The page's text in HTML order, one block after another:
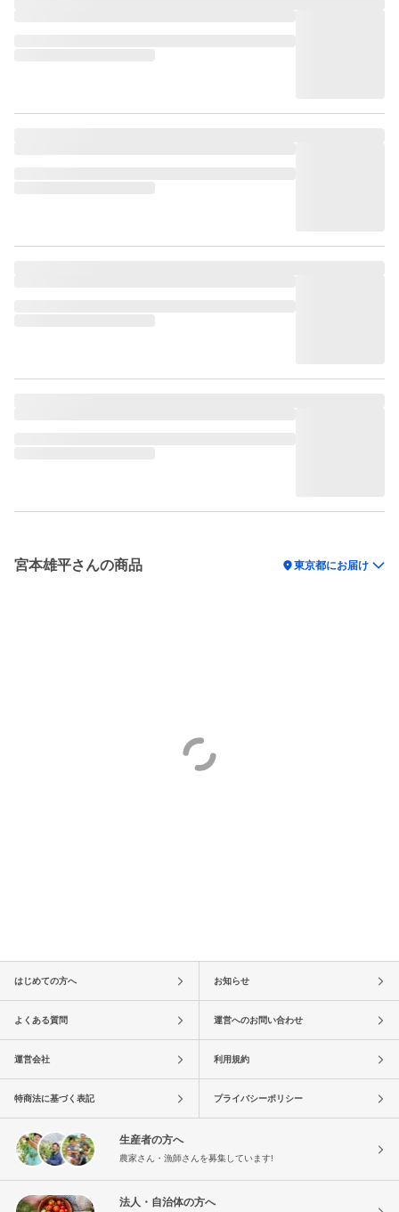
宮本雄平さんの商品 location_on東京都にお届け
はじめての方へ お知らせ
よくある質問 運営へのお問い合わせ
運営会社 利用規約
特商法に基づく表記 プライバシーポリシー
生産者の方へ
農家さん・漁師さんを募集しています!
法人・自治体の方へ